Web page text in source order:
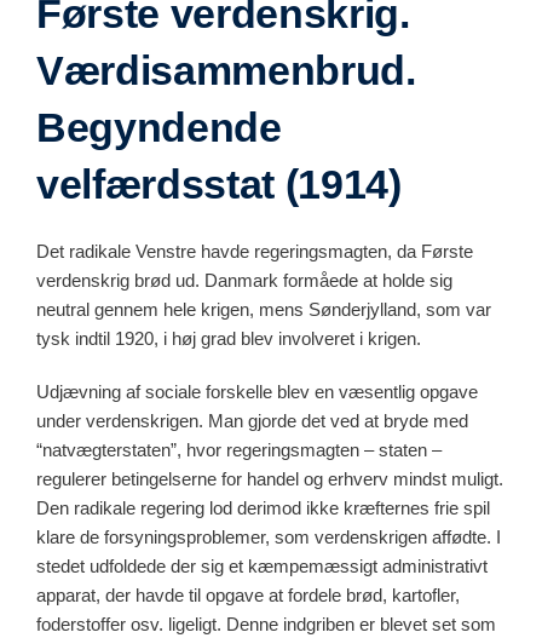
Første verdenskrig.
Værdisammenbrud.
Begyndende
velfærdsstat (1914)
Det radikale Venstre havde regeringsmagten, da Første
verdenskrig brød ud. Danmark formåede at holde sig
neutral gennem hele krigen, mens Sønderjylland, som var
tysk indtil 1920, i høj grad blev involveret i krigen.
Udjævning af sociale forskelle blev en væsentlig opgave
under verdenskrigen. Man gjorde det ved at bryde med
“natvægterstaten”, hvor regeringsmagten – staten –
regulerer betingelserne for handel og erhverv mindst muligt.
Den radikale regering lod derimod ikke kræfternes frie spil
klare de forsyningsproblemer, som verdenskrigen affødte. I
stedet udfoldede der sig et kæmpemæssigt administrativt
apparat, der havde til opgave at fordele brød, kartofler,
foderstoffer osv. ligeligt. Denne indgriben er blevet set som